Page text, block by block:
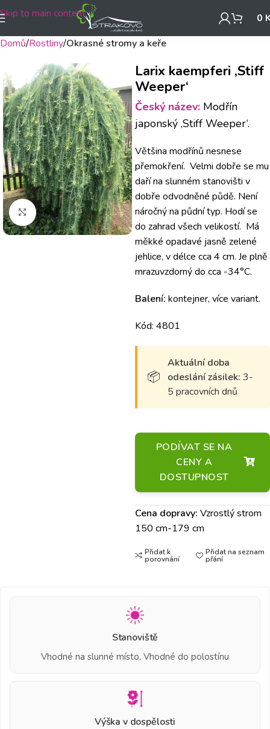
Skip to main content 0
Domů Rostliny Okrasné stromy a keře
Klikněte pro zvětšení
Larix kaempferi ‚Stiff
Weeper‘
Český název: Modřín
japonský ‚Stiff Weeper‘.
Většina modřínů nesnese
přemokření. Velmi dobře se mu
daří na slunném stanovišti v
dobře odvodněné půdě. Není
náročný na půdní typ. Hodí se
do zahrad všech velikostí. Má
měkké opadavé jasně zelené
jehlice, v délce cca 4 cm. Je plně
mrazuvzdorný do cca -34°C.
Balení: kontejner, více variant.
Kód: 4801
Aktuální doba
odeslání zásilek: 3-
5 pracovních dnů
PODÍVAT SE NA
CENY A
DOSTUPNOST
Cena dopravy: Vzrostlý strom
150 cm-179 cm
Přidat k
porovnání
Přidat na seznam
přání
Stanoviště
Vhodné na slunné místo, Vhodné do polostínu
Výška v dospělosti